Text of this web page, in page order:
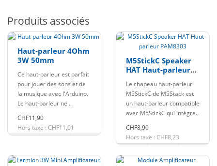
Produits associés
Haut-parleur 4Ohm
3W 50mm
Ce haut-parleur est parfait
pour jouer des sons et de
la musique avec l'Arduino.
Le haut-parleur ne ..
CHF11,90
Hors taxe : CHF11,01
M5StickC Speaker
HAT Haut-parleur
Le chapeau haut-parleur
M5StickC de M5Stack est
un haut-parleur compatible
avec M5StickC qui intègre..
CHF8,90
Hors taxe : CHF8,23